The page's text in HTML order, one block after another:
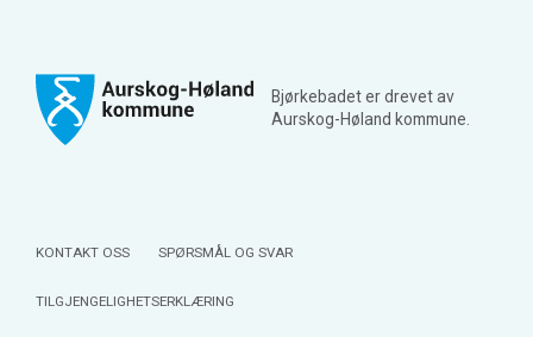
Bjørkebadet er drevet av
Aurskog-Høland kommune.
KONTAKT OSS SPØRSMÅL OG SVAR
TILGJENGELIGHETSERKLÆRING